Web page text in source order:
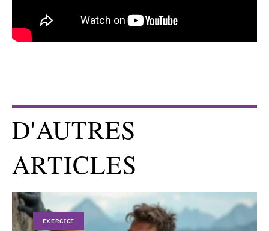
D'AUTRES
ARTICLES
EXERCICE